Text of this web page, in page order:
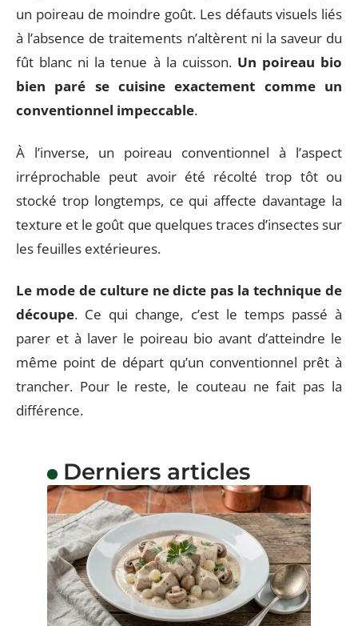
un poireau de moindre goût. Les défauts visuels liés
à l’absence de traitements n’altèrent ni la saveur du
fût blanc ni la tenue à la cuisson. Un poireau bio
bien paré se cuisine exactement comme un
conventionnel impeccable.
À l’inverse, un poireau conventionnel à l’aspect
irréprochable peut avoir été récolté trop tôt ou
stocké trop longtemps, ce qui affecte davantage la
texture et le goût que quelques traces d’insectes sur
les feuilles extérieures.
Le mode de culture ne dicte pas la technique de
découpe. Ce qui change, c’est le temps passé à
parer et à laver le poireau bio avant d’atteindre le
même point de départ qu’un conventionnel prêt à
trancher. Pour le reste, le couteau ne fait pas la
différence.
Derniers articles